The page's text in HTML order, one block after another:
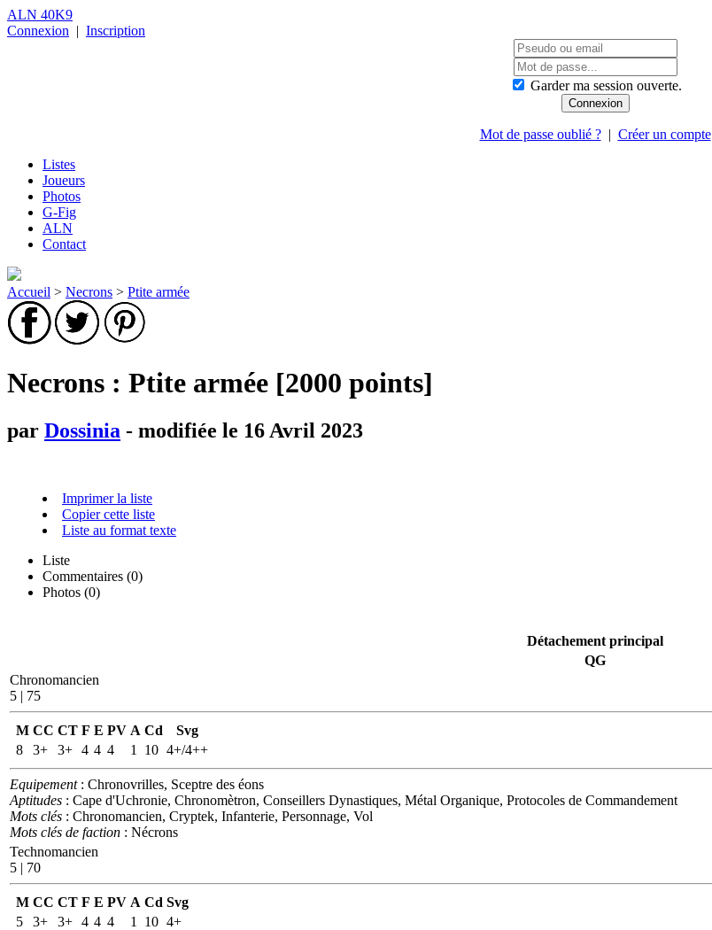
ALN 40K9
Connexion | Inscription
Garder ma session ouverte.
Mot de passe oublié ?| Créer un compte
Listes
Joueurs
Photos
G-Fig
ALN
Contact
Accueil > Necrons > Ptite armée
Necrons : Ptite armée [2000 points]
par Dossinia - modifiée le 16 Avril 2023
Imprimer la liste
Copier cette liste
Liste au format texte
Liste
Commentaires (0)
Photos (0)
Détachement principal
QG
Chronomancien
5 | 75
M CC CT F E PV A Cd
Svg
8
3+ 3+ 4 4 4 1 10 4+/4++
Equipement: Chronovrilles, Sceptre des éons
Aptitudes : Cape d'Uchronie, Chronomètron, Conseillers Dynastiques, Métal Organique, Protocoles de Commandement
Mots clés : Chronomancien, Cryptek, Infanterie, Personnage, Vol
Mots clés de faction : Nécrons
Technomancien
5 | 70
M CC CT F E PV A Cd Svg
5
3+ 3+ 4 4 4 1 10 4+